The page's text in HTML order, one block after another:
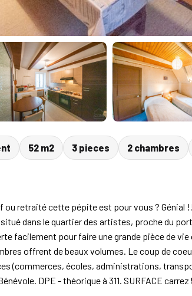
52 m2 3 pieces 2 chambres
ou retraité cette pépite est pour vous ? Génial
dans le quartier des artistes, proche du
facilement pour faire une grande pièce de vie
offrent de beaux volumes. Le coup de
(commerces, écoles, administrations,
DPE - théorique à 311. SURFACE carrez